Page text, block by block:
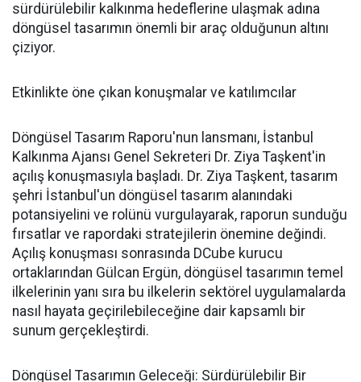
sürdürülebilir kalkınma hedeflerine ulaşmak adına
döngüsel tasarımın önemli bir araç olduğunun altını
çiziyor.
Etkinlikte öne çıkan konuşmalar ve katılımcılar
Döngüsel Tasarım Raporu'nun lansmanı, İstanbul
Kalkınma Ajansı Genel Sekreteri Dr. Ziya Taşkent'in
açılış konuşmasıyla başladı. Dr. Ziya Taşkent, tasarım
şehri İstanbul'un döngüsel tasarım alanındaki
potansiyelini ve rolünü vurgulayarak, raporun sunduğu
fırsatlar ve rapordaki stratejilerin önemine değindi.
Açılış konuşması sonrasında DCube kurucu
ortaklarından Gülcan Ergün, döngüsel tasarımın temel
ilkelerinin yanı sıra bu ilkelerin sektörel uygulamalarda
nasıl hayata geçirilebileceğine dair kapsamlı bir
sunum gerçekleştirdi.
Döngüsel Tasarımın Geleceği: Sürdürülebilir Bir